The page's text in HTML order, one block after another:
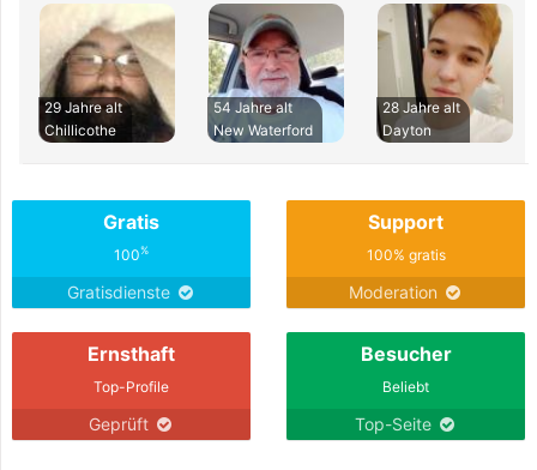
29 Jahre alt
Chillicothe
54 Jahre alt
New Waterford
28 Jahre alt
Dayton
Gratis
100%
Gratisdienste
Support
100% gratis
Moderation
Ernsthaft
Top-Profile
Geprüft
Besucher
Beliebt
Top-Seite